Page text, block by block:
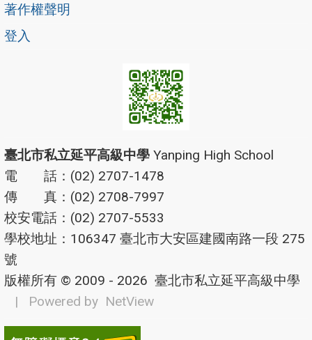
著作權聲明
登入
臺北市私立延平高級中學 Yanping High School
電 話：(02) 2707-1478
傳 真：(02) 2708-7997
校安電話：(02) 2707-5533
學校地址：106347 臺北市大安區建國南路一段 275
號
版權所有 © 2009 - 2026 臺北市私立延平高級中學
| Powered by NetView